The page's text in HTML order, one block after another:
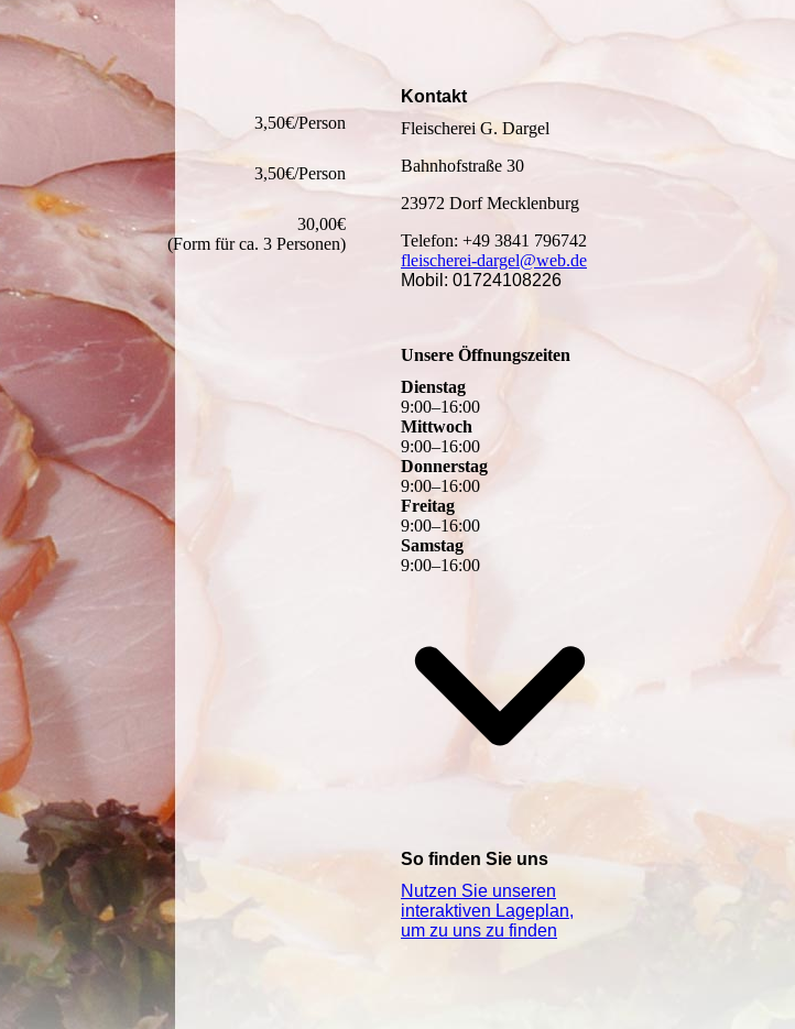
3,50€/Person
3,50€/Person
30,00€
(Form für ca. 3 Personen)
Kontakt
Fleischerei G. Dargel
Bahnhofstraße 30
23972 Dorf Mecklenburg
Telefon: +49 3841 796742
fleischerei-dargel@web.de
Mobil: 01724108226
Unsere Öffnungszeiten
Dienstag
9:00–16:00
Mittwoch
9:00–16:00
Donnerstag
9:00–16:00
Freitag
9:00–16:00
Samstag
9:00–16:00
So finden Sie uns
Nutzen Sie unseren
interaktiven La­ge­plan,
um zu uns zu finden